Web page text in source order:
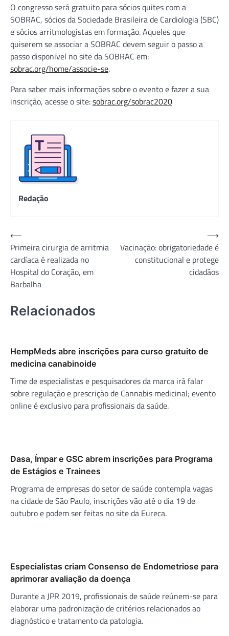
O congresso será gratuito para sócios quites com a
SOBRAC, sócios da Sociedade Brasileira de Cardiologia (SBC)
e sócios arritmologistas em formação. Aqueles que
quiserem se associar a SOBRAC devem seguir o passo a
passo disponível no site da SOBRAC em:
sobrac.org/home/associe-se.
Para saber mais informações sobre o evento e fazer a sua
inscrição, acesse o site:sobrac.org/sobrac2020
Redação
Navegação
de
Post
⟵
Primeira cirurgia de arritmia
cardíaca é realizada no
Hospital do Coração, em
Barbalha
Vacinação: obrigatoriedade é
constitucional e protege
cidadãos
⟶
Relacionados
HempMeds abre inscrições para curso gratuito de
medicina canabinoide
Time de especialistas e pesquisadores da marca irá falar
sobre regulação e prescrição de Cannabis medicinal; evento
online é exclusivo para profissionais da saúde.
Dasa, Ímpar e GSC abrem inscrições para Programa
de Estágios e Trainees
Programa de empresas do setor de saúde contempla vagas
na cidade de São Paulo, inscrições vão até o dia 19 de
outubro e podem ser feitas no site da Eureca.
Especialistas criam Consenso de Endometriose para
aprimorar avaliação da doença
Durante a JPR 2019, profissionais de saúde reúnem-se para
elaborar uma padronização de critérios relacionados ao
diagnóstico e tratamento da patologia.